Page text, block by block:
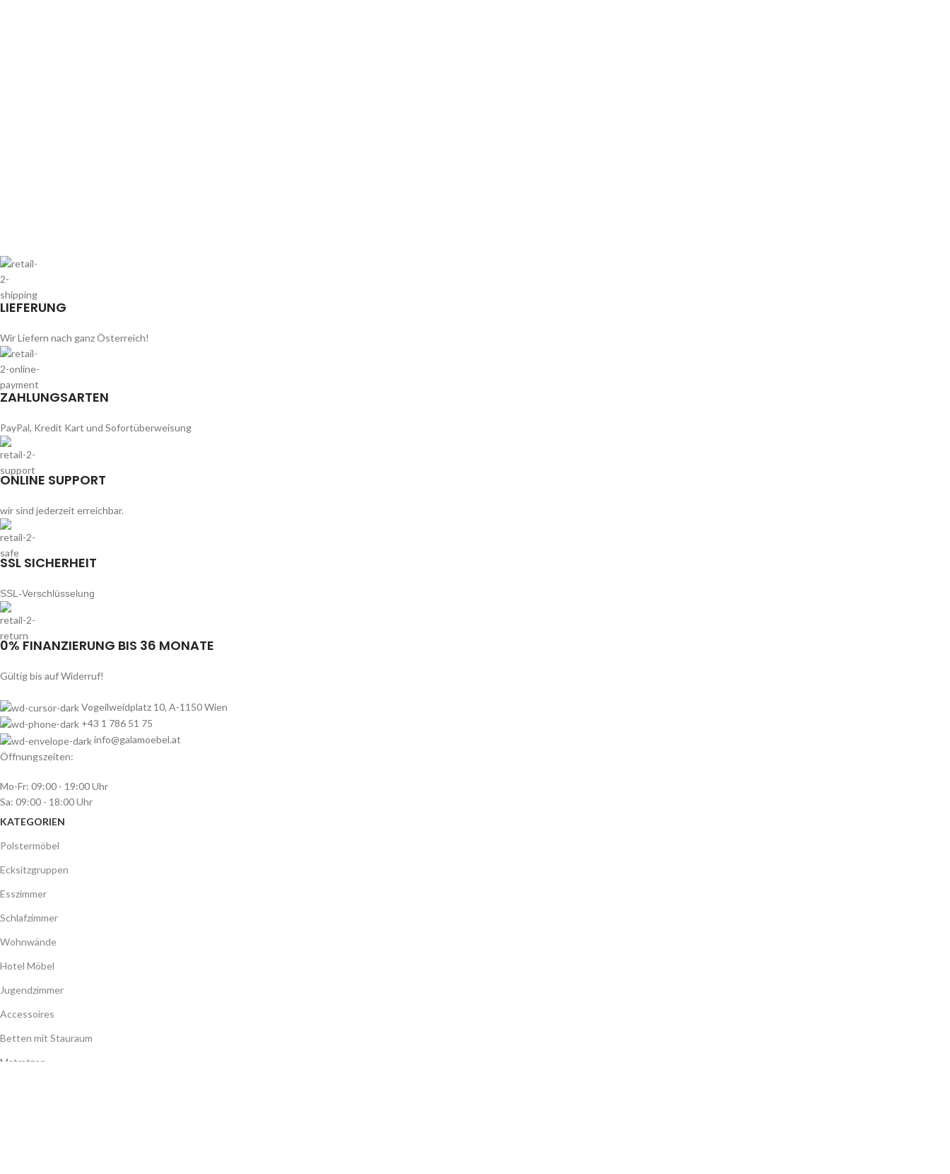
LIEFERUNG
Wir Liefern nach ganz Österreich!
ZAHLUNGSARTEN
PayPal, Kredit Kart und Sofortüberweisung
ONLINE SUPPORT
wir sind jederzeit erreichbar.
SSL SICHERHEIT
SSL-Verschlüsselung
0% FINANZIERUNG BIS 36 MONATE
Gültig bis auf Widerruf!
Vogeilweidplatz 10, A-1150 Wien
+43 1 786 51 75
info@galamoebel.at
Öffnungszeiten:
Mo-Fr: 09:00 - 19:00 Uhr
Sa: 09:00 - 18:00 Uhr
KATEGORIEN
Polstermöbel
Ecksitzgruppen
Esszimmer
Schlafzimmer
Wohnwände
Hotel Möbel
Jugendzimmer
Accessoires
Betten mit Stauraum
Matratzen